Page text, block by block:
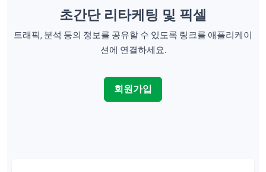
초간단 리타케팅 및 픽셀
트래픽, 분석 등의 정보를 공유할 수 있도록 링크를 애플리케이
션에 연결하세요.
회원가입